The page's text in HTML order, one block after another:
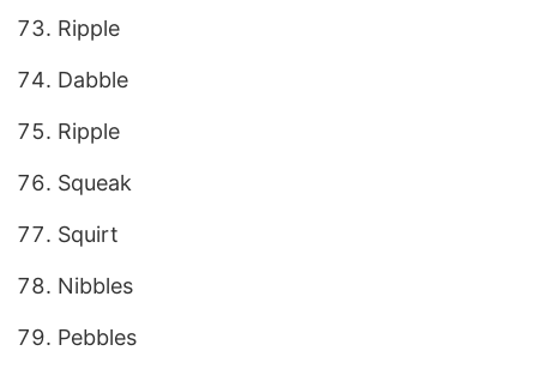
Ripple
Dabble
Ripple
Squeak
Squirt
Nibbles
Pebbles